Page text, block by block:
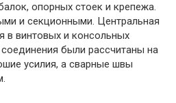
опорных стоек и крепежа.
и секционными. Центральная
в винтовых и консольных
были рассчитаны на
усилия, а сварные швы